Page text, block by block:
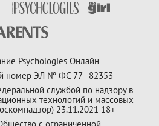
Psychologies Онлайн
номер ЭЛ № ФС 77 - 82353
службой по надзору в
технологий и массовых
23.11.2021 18+